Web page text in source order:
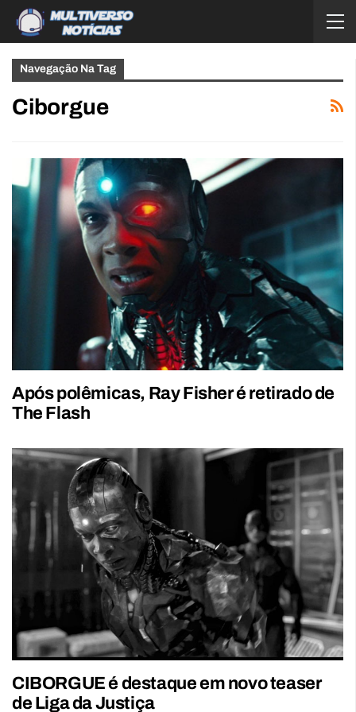
Navegação Na Tag
Ciborgue
Após polêmicas, Ray Fisher é retirado de
The Flash
CIBORGUE é destaque em novo teaser
de Liga da Justiça